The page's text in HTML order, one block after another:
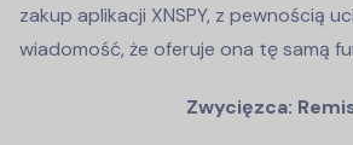
zakup aplikacji XNSPY, z pewnością
wiadomość, że oferuje ona tę samą
Zwycięzca: